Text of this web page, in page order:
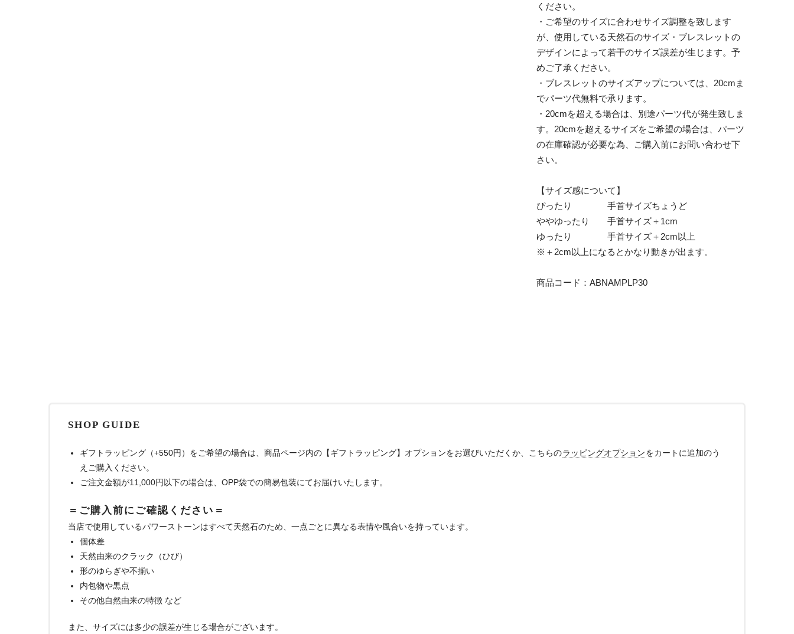
ください。
・ご希望のサイズに合わせサイズ調整を致します
が、使用している天然石のサイズ・ブレスレットの
デザインによって若干のサイズ誤差が生じます。予
めご了承ください。
・ブレスレットのサイズアップについては、20cmま
でパーツ代無料で承ります。
・20cmを超える場合は、別途パーツ代が発生致しま
す。20cmを超えるサイズをご希望の場合は、パーツ
の在庫確認が必要な為、ご購入前にお問い合わせ下
さい。
【サイズ感について】
ぴったり 手首サイズちょうど
ややゆったり 手首サイズ＋1cm
ゆったり 手首サイズ＋2cm以上
※＋2cm以上になるとかなり動きが出ます。
商品コード：ABNAMPLP30
SHOP GUIDE
ギフトラッピング（+550円）をご希望の場合は、商品ページ内の【ギフトラッピング】オプションをお選びいただくか、こちらのラッピングオプションをカートに追加のう
えご購入ください。
ご注文金額が11,000円以下の場合は、OPP袋での簡易包装にてお届けいたします。
＝ご購入前にご確認ください＝
当店で使用しているパワーストーンはすべて天然石のため、一点ごとに異なる表情や風合いを持っています。
個体差
天然由来のクラック（ひび）
形のゆらぎや不揃い
内包物や黒点
その他自然由来の特徴 など
また、サイズには多少の誤差が生じる場合がございます。